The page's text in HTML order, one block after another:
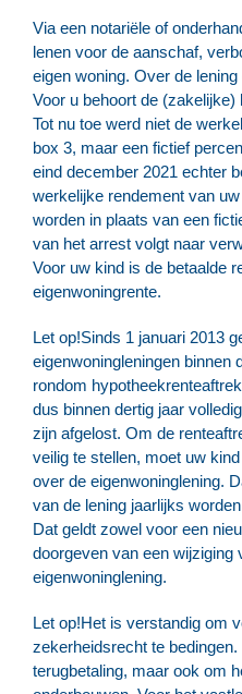
Via een notariële of
lenen voor de aanschaf,
eigen woning. Over de
Voor u behoort de
Tot nu toe werd niet de
box 3, maar een fictief
eind december 2021 echter
werkelijke rendement van
worden in plaats van een
van het arrest volgt naar
Voor uw kind is de betaalde
eigenwoningrente.
Let op!Sinds 1 januari 2013
eigenwoningleningen binnen
rondom
dus binnen dertig jaar
zijn afgelost. Om de
veilig te stellen, moet uw
over de eigenwoninglening.
van de lening jaarlijks
Dat geldt zowel voor een
doorgeven van een wijziging
eigenwoninglening.
Let op!Het is verstandig om
zekerheidsrecht te
terugbetaling, maar ook om